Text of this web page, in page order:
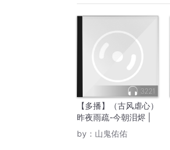
3221
【多播】（古风虐心）
昨夜雨疏-今朝泪烬 |
虐的肝肠寸断，结局幸
福圆满！
by： 山鬼佑佑